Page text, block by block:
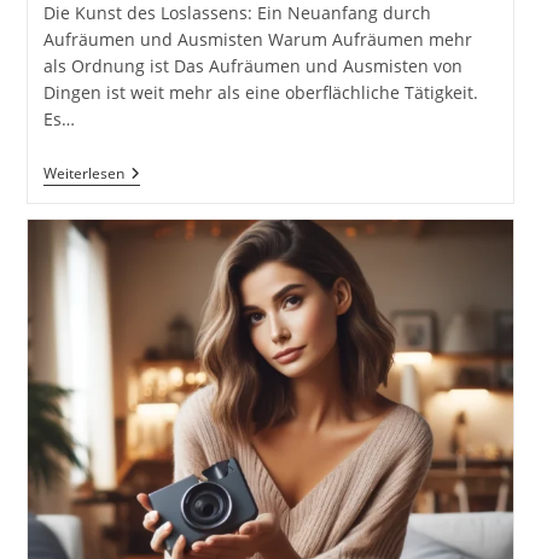
Die Kunst des Loslassens: Ein Neuanfang durch
Aufräumen und Ausmisten Warum Aufräumen mehr
als Ordnung ist Das Aufräumen und Ausmisten von
Dingen ist weit mehr als eine oberflächliche Tätigkeit.
Es…
WeiterlesenAufräumen
Und
Verwenden,
Verschenken
Verschrotten.
Den
Minimalismus